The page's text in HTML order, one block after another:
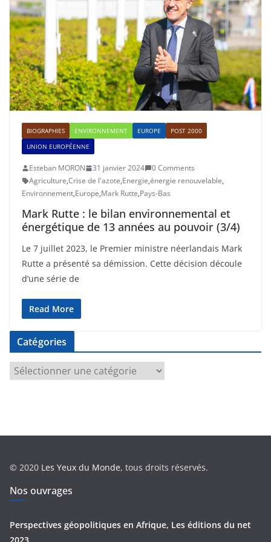
BIOGRAPHIES ENVIRONNEMENT EUROPE
POST 2000
UNION EUROPÉENNE
Esteban MORON 31 janvier 2024
0 Comments
Agriculture,Crise de l'azote,Energie,énergie renouvelable,
Environnement,Europe,Mark Rutte,Pays-Bas
Mark Rutte : le bilan environnemental et
énergétique de 13 années au pouvoir (3/4)
Le 7 juillet 2023, le Premier ministre néerlandais Mark
Rutte a présenté sa démission. Cette décision découle
d’une série de
Read More
Catégories
e
© 2020 Les Yeux du Monde, tous droits réservés.
Nos ouvrages
Perspectives géopolitiques en Afrique, Les éditions du net